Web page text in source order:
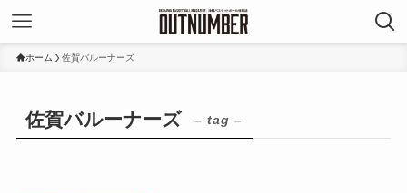
ホーム 佐賀バルーナーズ
佐賀バルーナーズ – tag –